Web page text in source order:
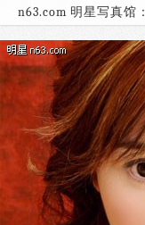
n63.com 明星写真馆：